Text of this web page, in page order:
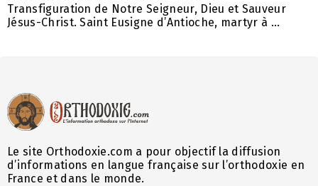
Transfiguration de Notre Seigneur, Dieu et Sauveur
Jésus-Christ. Saint Eusigne d’Antioche, martyr à ...
Le site Orthodoxie.com a pour objectif la diffusion
d’informations en langue française sur l’orthodoxie en
France et dans le monde.